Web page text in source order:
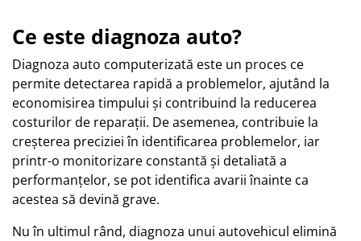
Ce este diagnoza auto?
Diagnoza auto computerizată este un proces ce
permite detectarea rapidă a problemelor, ajutând la
economisirea timpului și contribuind la reducerea
costurilor de reparații. De asemenea, contribuie la
creșterea preciziei în identificarea problemelor, iar
printr-o monitorizare constantă și detaliată a
performanțelor, se pot identifica avarii înainte ca
acestea să devină grave.
Nu în ultimul rând, diagnoza unui autovehicul elimină